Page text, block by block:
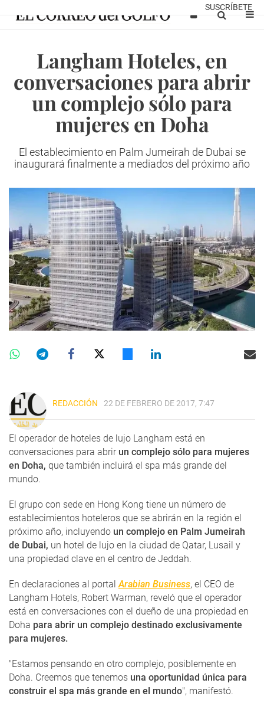
SUSCRÍBETE
Langham Hoteles, en
conversaciones para abrir
un complejo sólo para
mujeres en Doha
El establecimiento en Palm Jumeirah de Dubai se
inaugurará finalmente a mediados del próximo año
REDACCIÓN 22 DE FEBRERO DE 2017, 7:47
El operador de hoteles de lujo Langham está en
conversaciones para abrirun complejo sólo para mujeres
en Doha, que también incluirá el spa más grande del
mundo.
El grupo con sede en Hong Kong tiene un número de
establecimientos hoteleros que se abrirán en la región el
próximo año, incluyendo un complejo en Palm Jumeirah
de Dubai, un hotel de lujo en la ciudad de Qatar, Lusail y
una propiedad clave en el centro de Jeddah.
En declaraciones al portalArabian Business, el CEO de
Langham Hotels, Robert Warman, reveló que el operador
está en conversaciones con el dueño de una propiedad en
Doha para abrir un complejo destinado exclusivamente
para mujeres.
"Estamos pensando en otro complejo, posiblemente en
Doha. Creemos que tenemos una oportunidad única para
construir el spa más grande en el mundo", manifestó.